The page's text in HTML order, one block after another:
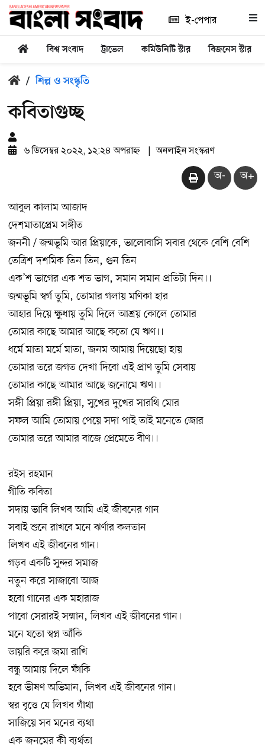
ই-পেপার
বিশ্ব সংবাদ ট্রাভেল কমিউনিটি স্টার বিজনেস স্টার
/ শিল্প ও সংস্কৃতি
কবিতাগুচ্ছ
৬ ডিসেম্বর ২০২২, ১২:২৪ অপরাহ্ন অনলাইন সংস্করণ
অ- অ+
আবুল কালাম আজাদ
দেশমাতাপ্রেম সঙ্গীত
জননী / জন্মভূমি আর প্রিয়াকে, ভালোবাসি সবার থেকে বেশি বেশি
তেত্রিশ দশমিক তিন তিন, গুন তিন
এক’শ ভাগের এক শত ভাগ, সমান সমান প্রতিটা দিন।।
জন্মভূমি স্বর্গ তুমি, তোমার গলায় মণিকা হার
আহার দিয়ে ক্ষুধায় তুমি দিলে আশ্রয় কোলে তোমার
তোমার কাছে আমার আছে কতো যে ঋণ।।
ধর্মে মাতা মর্মে মাতা, জনম আমায় দিয়েছো হায়
তোমার তরে জগত দেখা দিবো এই প্রাণ তুমি সেবায়
তোমার কাছে আমার আছে জনোমে ঋণ।।
সঙ্গী প্রিয়া রঙ্গী প্রিয়া, সুখের দুখের সারথি মোর
সফল আমি তোমায় পেয়ে সদা পাই তাই মনেতে জোর
তোমার তরে আমার বাজে প্রেমেতে বীণ।।
রইস রহমান
গীতি কবিতা
সদায় ভাবি লিখব আমি এই জীবনের গান
সবাই শুনে রাখবে মনে ঝর্ণার কলতান
লিখব এই জীবনের গান।
গড়ব একটি সুন্দর সমাজ
নতুন করে সাজাবো আজ
হবো গানের এক মহারাজ
পাবো সেরারই সম্মান, লিখব এই জীবনের গান।
মনে যতো স্বপ্ন আঁকি
ডায়রি করে জমা রাখি
বন্ধু আমায় দিলে ফাঁকি
হবে ভীষণ অভিমান, লিখব এই জীবনের গান।
স্বর বৃত্তে যে লিখব গাঁথা
সাজিয়ে সব মনের ব্যথা
এক জনমের কী ব্যর্থতা